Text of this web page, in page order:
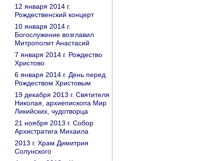
12 января 2014 г.
Рождественский концерт
10 января 2014 г.
Богослужение возглавил
Митрополит Анастасий
7 января 2014 г. Рождество
Христово
6 января 2014 г. День перед
Рождеством Христовым
19 декабря 2013 г. Святителя
Николая, архиепископа Мир
Ликийских, чудотворца
21 ноября 2013 г. Собор
Архистратига Михаила
2013 г. Храм Димитрия
Солунского